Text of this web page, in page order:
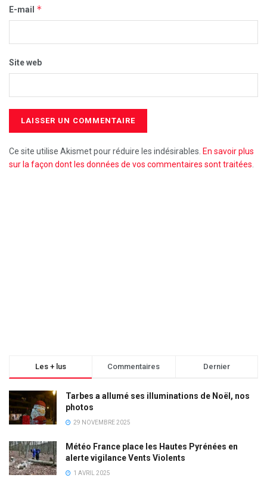
E-mail *
Site web
Ce site utilise Akismet pour réduire les indésirables. En savoir plus
sur la façon dont les données de vos commentaires sont traitées
Les + lus Commentaires Dernier
Tarbes a allumé ses illuminations de Noël, nos
photos
29 NOVEMBRE 2025
Météo France place les Hautes Pyrénées en
alerte vigilance Vents Violents
1 AVRIL 2025